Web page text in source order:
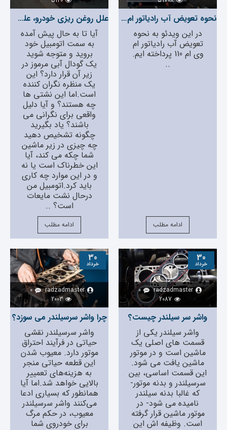
نحوه تعویض آب رادیاتور ام وی ام 110
در این ویدئو به نحوه
تعویض آب رادیاتور ام
وی ام 110 پرداخته ایم.
..
ادامه مطلب
علل روغن ریزی خودرو، علت نشت روغن از زیر خودرو
آیا تا به حال پیش آمده
به سمت اتومبیل خود
بروید و متوجه شوید
یک گودال آبی مرموز در
زیر آن قرار دارد؟ این
یک منظره نگران کننده
است.اما این نشتی ها
چه هستند؟ و آیا دلیل
واقعی برای نگرانی می
باشند؟ یاد بگیرید
چگونه تشخیص دهید
چه چیزی در زیر ماشین
شما چکه می کند، آیا
این خطرناک است یا نه
و در این موارد چه کاری
باید کرد.اتومبیل من
درحال نشت مایعات
است؟ ..
ادامه مطلب
30
خرداد
radzadmaster
0
2087
واشر سر سیلندر چیست؟
واشر سیلندر یکی از
قسمت های اصلی یک
ماشین است و در موتور
ماشین یافت می شود.
این قسمت اساسی، بین
سرسیلندر و بدنه موتور-
که غالبا بدنه سیلندر
نامیده می شود- در
موتور ماشین قرار گرفته
است. وظیفه اش این
30
خرداد
radzadmaster
0
2003
چرا واشر سرسیلندر می سوزد؟
واشر سرسیلندر نقشی
حیاتی در فرآیند احتراق
موتور دارد. معیوب شدن
این قطعه حیاتی منجر
به هزینه‌‌های تعمییر
بالایی خواهد شد.اما آیا
همانطور که بسیاری ادعا
می‌‌کنند واشر سرسیلندر
معیوب، در حکم مرگ
برای خودروی شما